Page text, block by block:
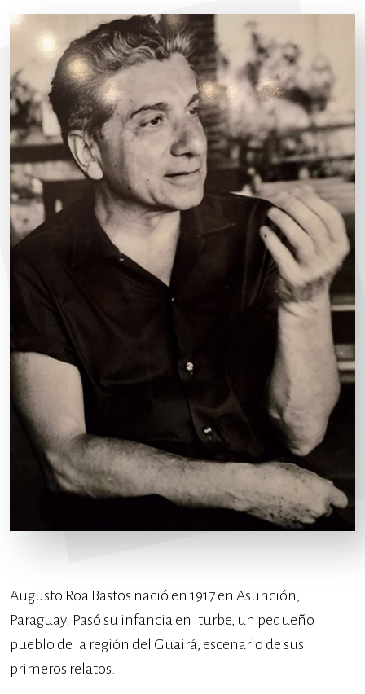
Augusto Roa Bastos nació en 1917 en Asunción,
Paraguay. Pasó su infancia en Iturbe, un pequeño
pueblo de la región del Guairá, escenario de sus
primeros relatos.